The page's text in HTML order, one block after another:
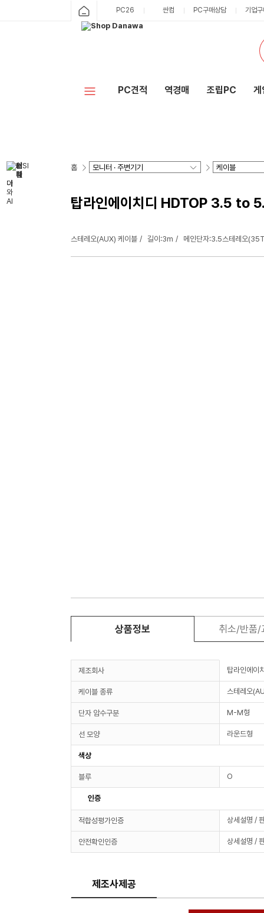
PC26 싼컴 PC구매상담 기업
PC견적 역경매 조립PC 게
홈
탑라인에이치디 HDTOP 3.5 to
스테레오(AUX) 케이블 길이:3m 메인단자:3.5스테레오
상품정보 취소/반품/
제조회사 탑라인에이
케이블 종류 스테레오
단자 암수구분 M-M형
선 모양 라운드형
색상
블루 O
인증
적합성평가인증 상세설명 /
안전확인인증 상세설명 /
제조사제공